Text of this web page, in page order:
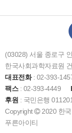
(03028) 서울 종로구
한국사회과학자료원
대표전화: 02-393-
팩스: 02-393-4449
후원 : 국민은행
Copyright
2020 한국
푸른아이티